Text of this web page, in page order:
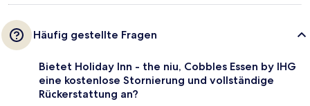
Häufig gestellte Fragen
Bietet Holiday Inn - the niu, Cobbles Essen by IHG
eine kostenlose Stornierung und vollständige
Rückerstattung an?